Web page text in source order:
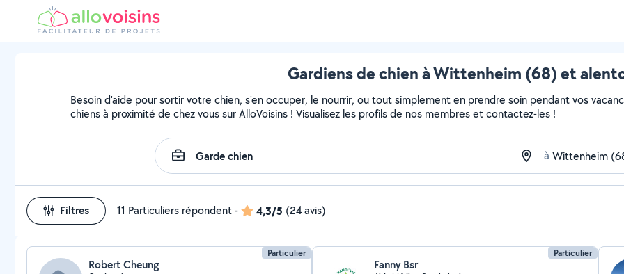
Gardiens de chien à Wittenheim (68) et
Besoin d'aide pour sortir votre chien, s'en occuper, le nourrir, ou tout simplement en prendre soin pendant vos
chiens à proximité de chez vous sur AlloVoisins ! Visualisez les profils de nos membres et contactez-les !
à
Filtres 11 Particuliers répondent- 4,3/5 (24 avis)
Particulier
Robert Cheung
Particulier
Fanny Bsr